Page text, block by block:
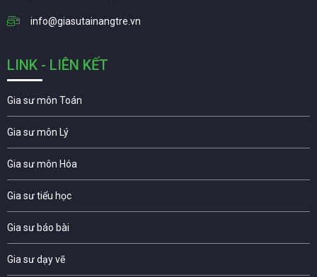
info@giasutainangtre.vn
LINK - LIÊN KẾT
Gia sư môn Toán
Gia sư môn Lý
Gia sư môn Hóa
Gia sư tiểu học
Gia sư báo bài
Gia sư dạy vẽ